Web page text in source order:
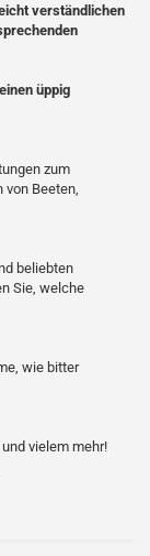
verständlichen
üppig
zum
von Beeten,
beliebten
Sie, welche
wie bitter
vielem mehr!